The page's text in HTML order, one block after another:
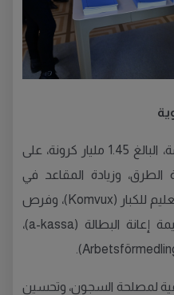
سُيوزّع المبلغ المتبقي من الحزمة، البالغ 1.45 مليار كرونة، على
الطرق، وزيادة المقاعد في
التعليم المهني العالي، وبرامج التعليم للكبار (Komvux)، وفرص
عمل صيفية للشباب، ورفع قيمة إعانة البطالة (a-kassa)،
لمصلحة السجون، وتحسين